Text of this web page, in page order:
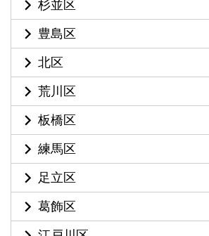
杉並区
豊島区
北区
荒川区
板橋区
練馬区
足立区
葛飾区